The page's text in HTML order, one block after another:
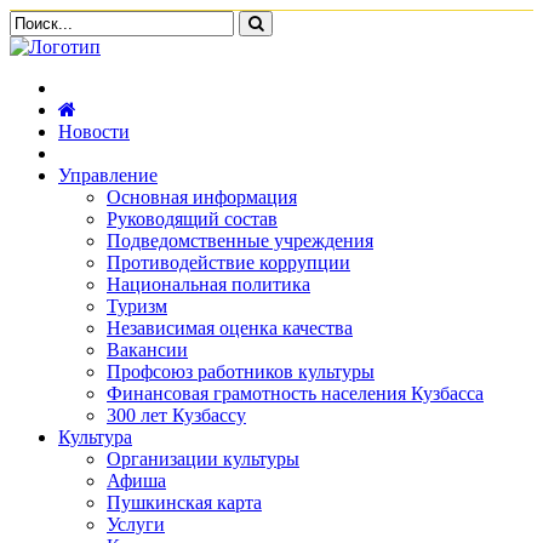
Новости
Управление
Основная информация
Руководящий состав
Подведомственные учреждения
Противодействие коррупции
Национальная политика
Туризм
Независимая оценка качества
Вакансии
Профсоюз работников культуры
Финансовая грамотность населения Кузбасса
300 лет Кузбассу
Культура
Организации культуры
Афиша
Пушкинская карта
Услуги